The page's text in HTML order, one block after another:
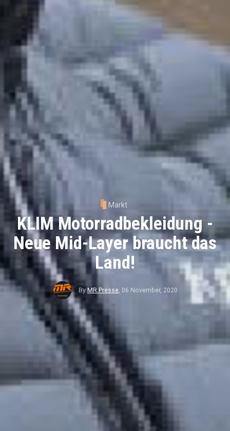
Markt
KLIM Motorradbekleidung -
Neue Mid-Layer braucht das
Land!
By MR Presse, 06 November, 2020